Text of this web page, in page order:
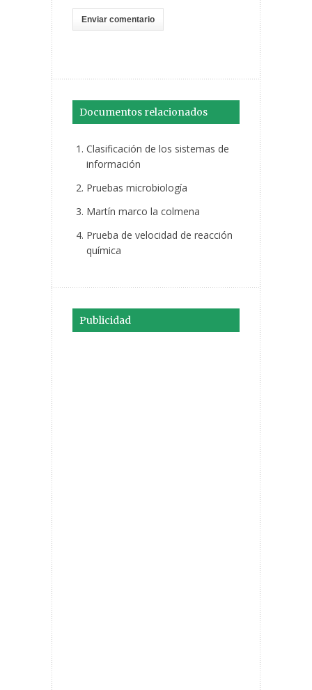
Documentos relacionados
Clasificación de los sistemas de
información
Pruebas microbiología
Martín marco la colmena
Prueba de velocidad de reacción
química
Publicidad